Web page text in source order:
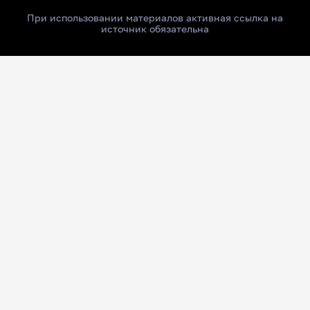
При использовании материалов активная ссылка на
источник обязательна